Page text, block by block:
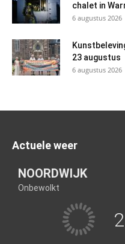
chalet in
6 augustus 2026
23 augustus
6 augustus 2026
Actuele weer
NOORDWIJK
Onbewolkt